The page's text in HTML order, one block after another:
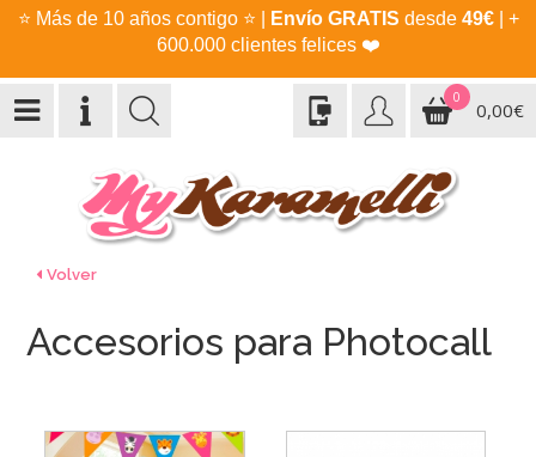
⭐ Más de 10 años contigo ⭐ Envío GRATIS desde 49€| +
600.000 clientes felices ❤️
0
0,00€
Volver
Accesorios para Photocall